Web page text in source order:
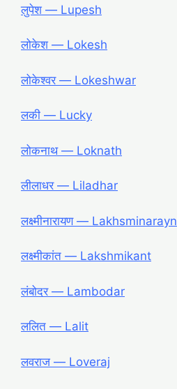
लुपेश ― Lupesh
लोकेश ― Lokesh
लोकेश्वर ― Lokeshwar
लकी ― Lucky
लोकनाथ ― Loknath
लीलाधर ― Liladhar
लक्ष्मीनारायण ― Lakhsminarayn
लक्ष्मीकांत ― Lakshmikant
लंबोदर ― Lambodar
ललित ― Lalit
लवराज ― Loveraj